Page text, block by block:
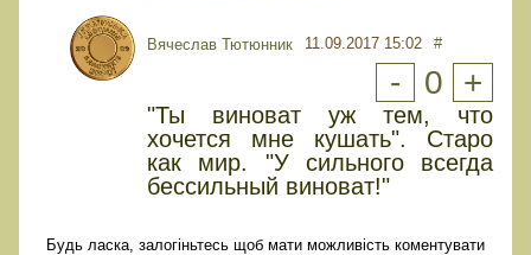
Вячеслав Тютюнник 11.09.2017 15:02 #
- 0 +
"Ты виноват уж тем, что
хочется мне кушать". Старо
как мир. "У сильного всегда
бессильный виноват!"
Будь ласка, залогіньтесь щоб мати можливість коментувати